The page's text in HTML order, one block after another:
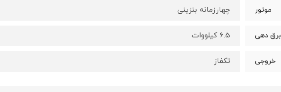
موتور چهارزمانه بنزینی
برق دهی 6.5 کیلووات
خروجی تکفاز